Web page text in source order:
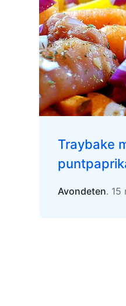
Traybake
Avondeten. 15